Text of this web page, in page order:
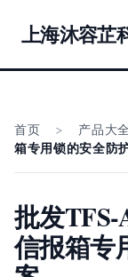
上海沐容芷
首页 > 产品大全
箱专用锁的安全防
批发TFS-
信报箱专